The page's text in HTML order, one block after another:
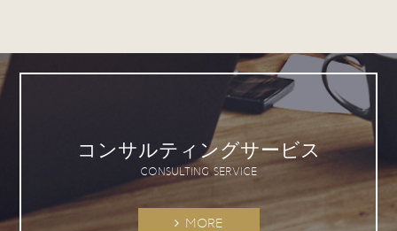
コンサルティングサービス
CONSULTING SERVICE
MORE